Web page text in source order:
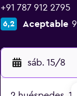
+91 787 912 2795
6,2 Aceptable
sáb. 15/8